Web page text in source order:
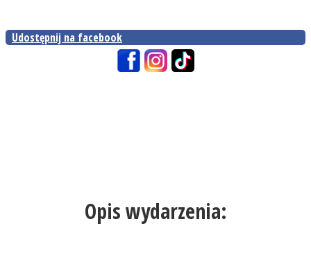
Udostępnij na facebook
Opis wydarzenia: